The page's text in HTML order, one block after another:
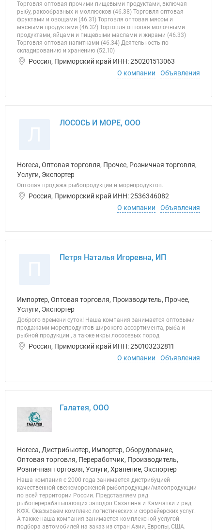
Торговля оптовая прочими пищевыми продуктами, включая
рыбу, ракообразных и моллюсков (46.38) Торговля оптовая
фруктами и овощами (46.31) Торговля оптовая мясом и
мясными продуктами (46.32) Торговля оптовая молочными
продуктами, яйцами и пищевыми маслами и жирами (46.33)
Торговля оптовая напитками (46.34) Деятельность по
складированию и хранению (52.10)
Россия, Приморский край ИНН: 250201513063
О компании
Объявления
ЛОСОСЬ И МОРЕ, ООО
Horeca, Оптовая торговля, Прочее, Розничная торговля,
Услуги, Экспортер
Оптовая продажа рыбопродукции и морепродуктов.
Россия, Приморский край ИНН: 2536346082
О компании
Объявления
Петря Наталья Игоревна, ИП
Импортер, Оптовая торговля, Производитель, Прочее,
Услуги, Экспортер
Доброго времени суток! Наша компания занимается оптовыми
продажами морепродуктов широкого ассортимента, рыба и
рыбной продукции , а также икры лососевых пород
Россия, Приморский край ИНН: 250103232811
О компании
Объявления
Галатея, ООО
Horeca, Дистрибьютер, Импортер, Оборудование,
Оптовая торговля, Переработчик, Производитель,
Розничная торговля, Услуги, Хранение, Экспортер
Наша компания с 2000 года занимается дистрибуцией
качественной свежемороженой рыбопродукции/мясопродукции
по всей территории России. Представляем ряд
рыбоперерабатывающих заводов Сахалина и Камчатки и ряд
КФХ. Оказываем комплекс логистических и сюрвейерских услуг.
А также наша компания занимается комплексной услугой
подбора автомобилей на заказ из стран Азии, Европы, США.